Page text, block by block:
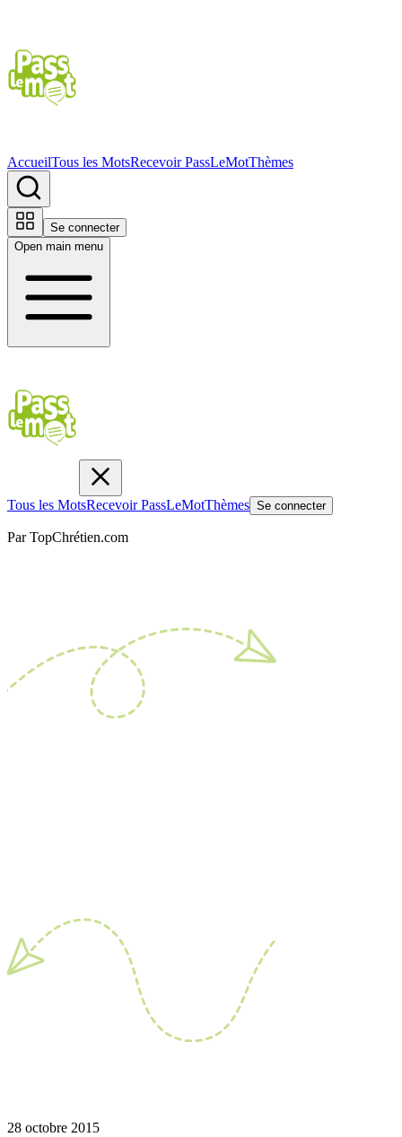
AccueilTous les MotsRecevoir PassLeMotThèmes
Se connecter
Open main menu
Tous les MotsRecevoir PassLeMotThèmes Se connecter
Par TopChrétien.com
28 octobre 2015